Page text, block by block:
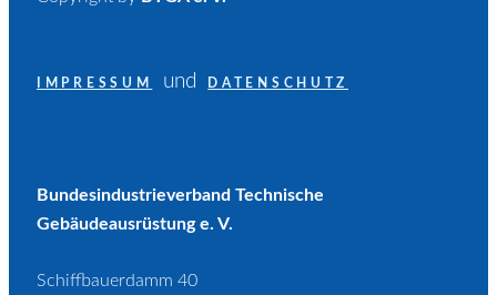
IMPRESSUM und DATENSCHUTZ
Bundesindustrieverband Technische
Gebäudeausrüstung e. V.
Schiffbauerdamm 40